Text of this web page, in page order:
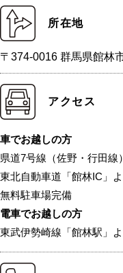
所在地
〒374-0016 群馬県館林
アクセス
車でお越しの方
県道7号線（佐野・行田
東北自動車道「館林IC」
無料駐車場完備
電車でお越しの方
東武伊勢崎線「館林駅」よ